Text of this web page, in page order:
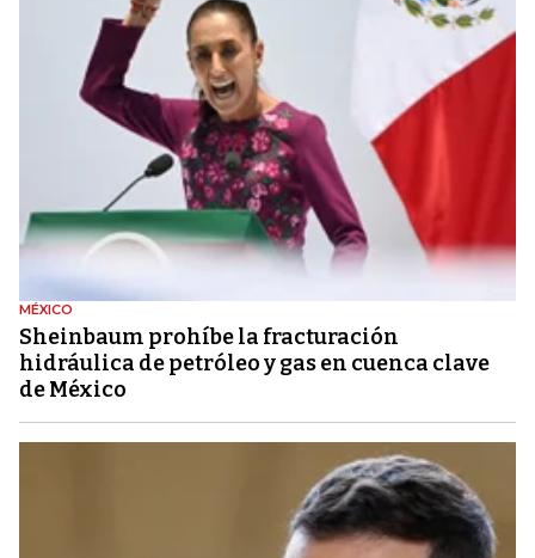
MÉXICO
Sheinbaum prohíbe la fracturación
hidráulica de petróleo y gas en cuenca clave
de México